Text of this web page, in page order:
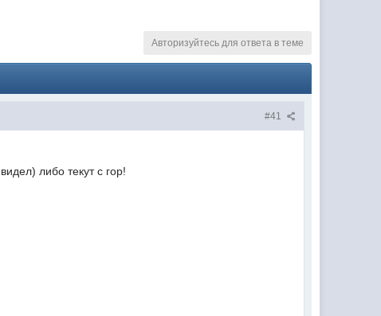
Авторизуйтесь для ответа в теме
#41
либо текут с гор!